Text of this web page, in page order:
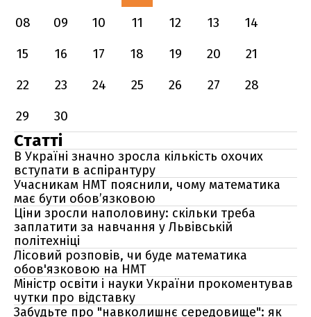
08
09 10 11 12 13
14
15
16 17 18 19 20
21
22
23 24 25 26 27
28
29
30
Статті
В Україні значно зросла кількість охочих
вступати в аспірантуру
Учасникам НМТ пояснили, чому математика
має бути обов’язковою
Ціни зросли наполовину: скільки треба
заплатити за навчання у Львівській
політехніці
Лісовий розповів, чи буде математика
обов'язковою на НМТ
Міністр освіти і науки України прокоментував
чутки про відставку
Забудьте про "навколишнє середовище": як